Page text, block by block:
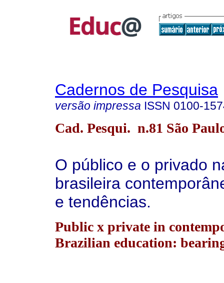
Cadernos de Pesquisa
versão impressa ISSN 0100-
Cad. Pesqui. n.81 São
O público e o privado
brasileira
e tendências.
Public x private in
Brazilian education: